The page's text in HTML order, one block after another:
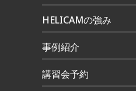
HELICAMの強み
事例紹介
講習会予約